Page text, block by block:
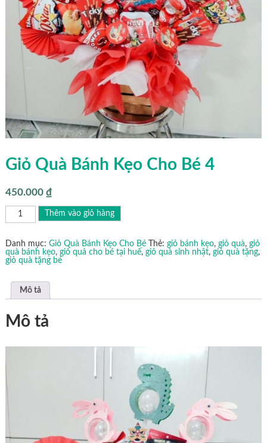
Giỏ Quà Bánh Kẹo Cho Bé 4
450.000 ₫
Giỏ
Quà
Bánh
Cho
Bé
4
số
Thêm vào giỏ hàng
Danh mục: Giỏ Quà Bánh Kẹo Cho Bé Thẻ: giỏ bánh kẹo, giỏ quà, giỏ
quà bánh kẹo, giỏ quả cho bé tại huế, giỏ quà sinh nhật, giỏ quà tặng,
giỏ quà tặng bé
Mô tả
Mô tả